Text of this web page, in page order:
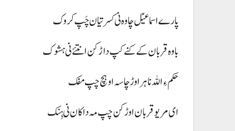
پارے اسماعیؑل چاوہ نی کسر تیان چَپ کروک
باوہ قربان کے کنے کپ داڑکن انتئے نی ہشوک
حکم ءِ اللہ نا ہرا وڑ چاسہ او ہچ چپ مفک
ای مریو قربان اوڑکن چپ مہ داکان نی ہِنک